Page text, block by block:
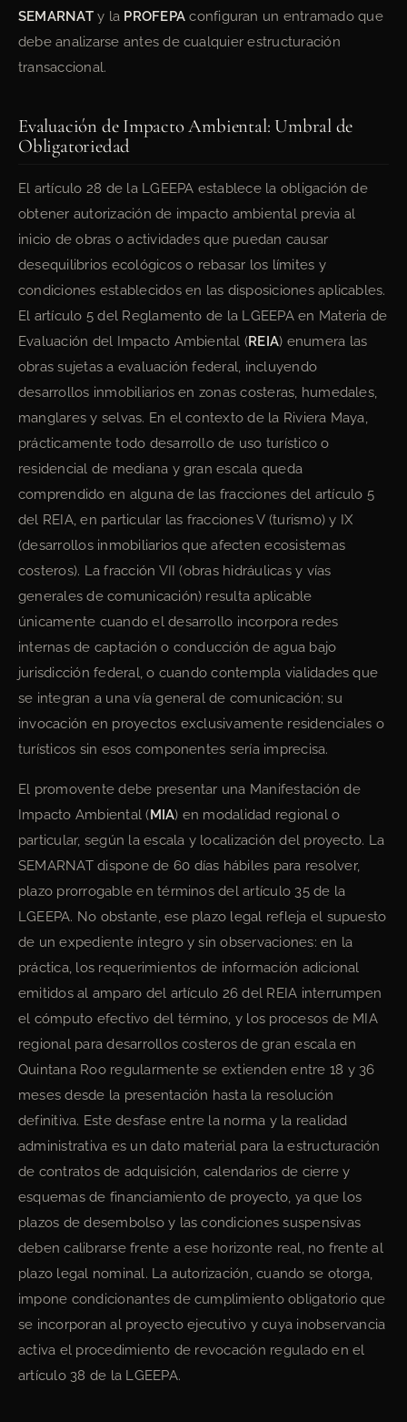
SEMARNATy la PROFEPA configuran un entramado que
debe analizarse antes de cualquier estructuración
transaccional.
Evaluación de Impacto Ambiental: Umbral de
Obligatoriedad
El artículo 28 de la LGEEPA establece la obligación de
obtener autorización de impacto ambiental previa al
inicio de obras o actividades que puedan causar
desequilibrios ecológicos o rebasar los límites y
condiciones establecidos en las disposiciones aplicables.
El artículo 5 del Reglamento de la LGEEPA en Materia de
Evaluación del Impacto Ambiental (REIA) enumera las
obras sujetas a evaluación federal, incluyendo
desarrollos inmobiliarios en zonas costeras, humedales,
manglares y selvas. En el contexto de la Riviera Maya,
prácticamente todo desarrollo de uso turístico o
residencial de mediana y gran escala queda
comprendido en alguna de las fracciones del artículo 5
del REIA, en particular las fracciones V (turismo) y IX
(desarrollos inmobiliarios que afecten ecosistemas
costeros). La fracción VII (obras hidráulicas y vías
generales de comunicación) resulta aplicable
únicamente cuando el desarrollo incorpora redes
internas de captación o conducción de agua bajo
jurisdicción federal, o cuando contempla vialidades que
se integran a una vía general de comunicación; su
invocación en proyectos exclusivamente residenciales o
turísticos sin esos componentes sería imprecisa.
El promovente debe presentar una Manifestación de
Impacto Ambiental (MIA) en modalidad regional o
particular, según la escala y localización del proyecto. La
SEMARNAT dispone de 60 días hábiles para resolver,
plazo prorrogable en términos del artículo 35 de la
LGEEPA. No obstante, ese plazo legal refleja el supuesto
de un expediente íntegro y sin observaciones: en la
práctica, los requerimientos de información adicional
emitidos al amparo del artículo 26 del REIA interrumpen
el cómputo efectivo del término, y los procesos de MIA
regional para desarrollos costeros de gran escala en
Quintana Roo regularmente se extienden entre 18 y 36
meses desde la presentación hasta la resolución
definitiva. Este desfase entre la norma y la realidad
administrativa es un dato material para la estructuración
de contratos de adquisición, calendarios de cierre y
esquemas de financiamiento de proyecto, ya que los
plazos de desembolso y las condiciones suspensivas
deben calibrarse frente a ese horizonte real, no frente al
plazo legal nominal. La autorización, cuando se otorga,
impone condicionantes de cumplimiento obligatorio que
se incorporan al proyecto ejecutivo y cuya inobservancia
activa el procedimiento de revocación regulado en el
artículo 38 de la LGEEPA.